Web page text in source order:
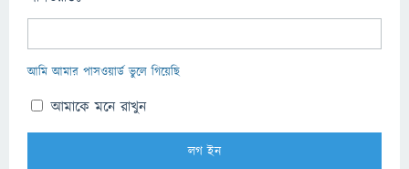
আমি আমার পাসওয়ার্ড ভুলে গিয়েছি
আমাকে মনে রাখুন